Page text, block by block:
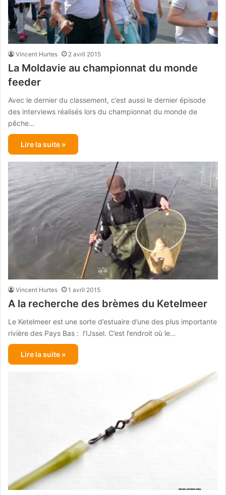
Vincent Hurtes 2 avril 2015
La Moldavie au championnat du monde
feeder
Avec le dernier du classement, c’est aussi le dernier épisode
des interviews réalisés lors du championnat du monde de
pêche…
Lire la suite »
Vincent Hurtes 1 avril 2015
A la recherche des brèmes du Ketelmeer
Le Ketelmeer est une sorte d’estuaire d’une des plus importante
rivière des Pays Bas : l’IJssel. C’est l’endroit où le…
Lire la suite »